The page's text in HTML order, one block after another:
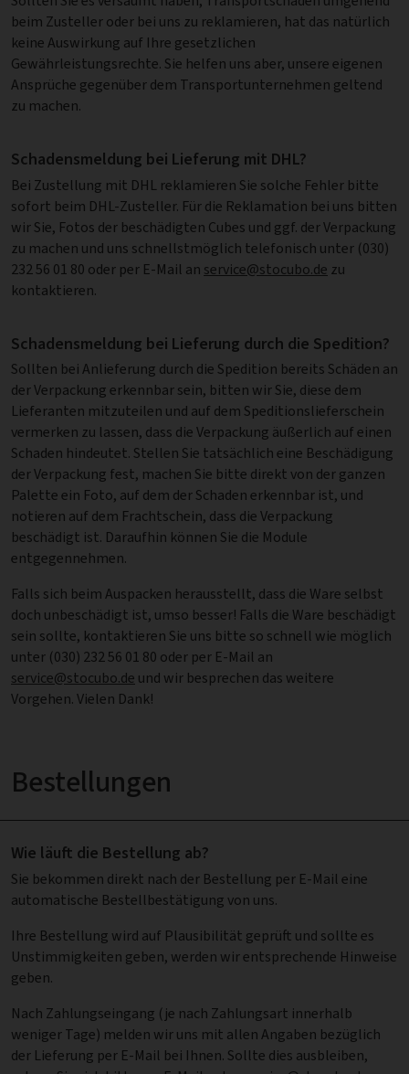
beim Zusteller oder bei uns zu reklamieren, hat das natürlich
keine Auswirkung auf Ihre gesetzlichen
Gewährleistungsrechte. Sie helfen uns aber, unsere eigenen
Ansprüche gegenüber dem Transportunternehmen geltend
zu machen.
Schadensmeldung bei Lieferung mit DHL?
Bei Zustellung mit DHL reklamieren Sie solche Fehler bitte
sofort beim DHL-Zusteller. Für die Reklamation bei uns bitten
wir Sie, Fotos der beschädigten Cubes und ggf. der Verpackung
zu machen und uns schnellstmöglich telefonisch unter (030)
232 56 01 80 oder per E-Mail an service@stocubo.de zu
kontaktieren.
Schadensmeldung bei Lieferung durch die Spedition?
Sollten bei Anlieferung durch die Spedition bereits Schäden an
der Verpackung erkennbar sein, bitten wir Sie, diese dem
Lieferanten mitzuteilen und auf dem Speditionslieferschein
vermerken zu lassen, dass die Verpackung äußerlich auf einen
Schaden hindeutet. Stellen Sie tatsächlich eine Beschädigung
der Verpackung fest, machen Sie bitte direkt von der ganzen
Palette ein Foto, auf dem der Schaden erkennbar ist, und
notieren auf dem Frachtschein, dass die Verpackung
beschädigt ist. Daraufhin können Sie die Module
entgegennehmen.
Falls sich beim Auspacken herausstellt, dass die Ware selbst
doch unbeschädigt ist, umso besser! Falls die Ware beschädigt
sein sollte, kontaktieren Sie uns bitte so schnell wie möglich
unter (030) 232 56 01 80 oder per E-Mail an
service@stocubo.de und wir besprechen das weitere
Vorgehen. Vielen Dank!
Bestellungen
Wie läuft die Bestellung ab?
Sie bekommen direkt nach der Bestellung per E-Mail eine
automatische Bestellbestätigung von uns.
Ihre Bestellung wird auf Plausibilität geprüft und sollte es
Unstimmigkeiten geben, werden wir entsprechende Hinweise
geben.
Nach Zahlungseingang (je nach Zahlungsart innerhalb
weniger Tage) melden wir uns mit allen Angaben bezüglich
der Lieferung per E-Mail bei Ihnen. Sollte dies ausbleiben,